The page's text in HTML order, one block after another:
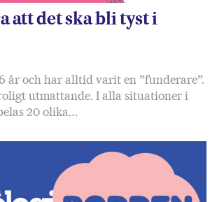
att det ska bli tyst i
år och har alltid varit en ”funderare”.
utmattande. I alla situationer i
20 olika…